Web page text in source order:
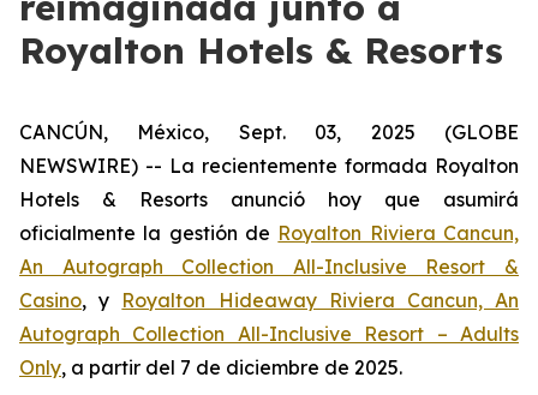
Royalton Hotels & Resorts
CANCÚN, México, Sept. 03, 2025 (GLOBE
NEWSWIRE) -- La recientemente formada Royalton
Hotels & Resorts anunció hoy que asumirá
oficialmente la gestión de Royalton Riviera Cancun,
An Autograph Collection All-Inclusive Resort &
Casino, y Royalton Hideaway Riviera Cancun, An
Autograph Collection All-Inclusive Resort – Adults
Only, a partir del 7 de diciembre de 2025.